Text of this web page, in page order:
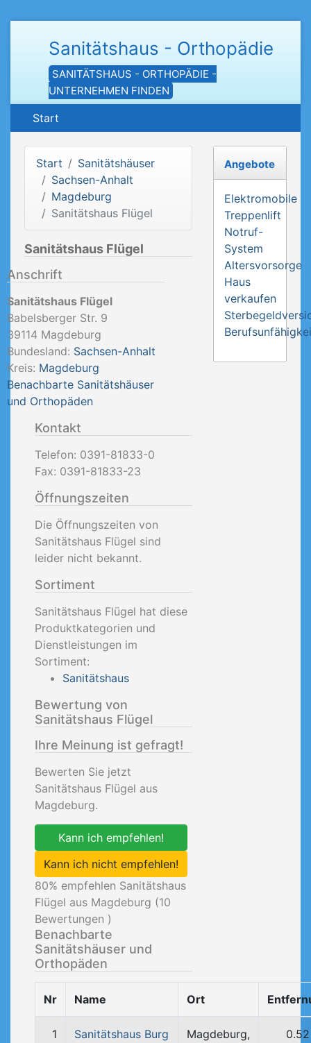
Sanitätshaus - Orthopädie
SANITÄTSHAUS - ORTHOPÄDIE -
UNTERNEHMEN FINDEN
Start
Start
Sanitätshäuser
Sachsen-Anhalt
Magdeburg
Sanitätshaus Flügel
Sanitätshaus Flügel
Anschrift
Sanitätshaus Flügel
Babelsberger Str. 9
39114 Magdeburg
Bundesland: Sachsen-Anhalt
Kreis: Magdeburg
Benachbarte Sanitätshäuser
und Orthopäden
Kontakt
Telefon: 0391-81833-0
Fax: 0391-81833-23
Öffnungszeiten
Die Öffnungszeiten von
Sanitätshaus Flügel sind
leider nicht bekannt.
Sortiment
Sanitätshaus Flügel hat diese
Produktkategorien und
Dienstleistungen im
Sortiment:
Sanitätshaus
Bewertung von
Sanitätshaus Flügel
Ihre Meinung ist gefragt!
Bewerten Sie jetzt
Sanitätshaus Flügel aus
Magdeburg.
Kann ich empfehlen!
Kann ich nicht empfehlen!
80% empfehlen Sanitätshaus
Flügel aus Magdeburg (10
Bewertungen )
Benachbarte
Sanitätshäuser und
Orthopäden
Nr Name Ort
1
Sanitätshaus Burg
Magdeburg,
Angebote
Elektromobile
Treppenlift
Notruf-
System
Altersvorsorge
Haus
verkaufen